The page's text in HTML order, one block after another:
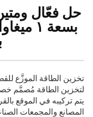
حل فعّال
لتخزين الطاقة مُصمَّم
يتم تركيبه في الموقع
المصانع والمجمعات